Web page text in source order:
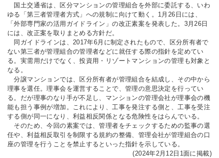
国土交通省は、区分マンションの管理組合を外部に委託する、いわ
ゆる「第三者管理者方式」への規制に向けて動く。1月26日には、
「外部専門家の活用ガイドライン」の改正素案を発表した。3月26日
には、改正案を取りまとめる方針だ。
同ガイドラインは、2017年6月に制定されたもので、区分所有者で
ない第三者が管理組合の管理者などに就任する際の指針を定めてい
る。実需用だけでなく、投資用・リゾートマンションの管理も対象と
なる。
分譲マンションでは、区分所有者が管理組合を結成し、その中から
理事を選任。理事会を運営することで、管理の意思決定を行ってい
る。だが理事のなり手が不足し、マンションの管理会社が理事会の機
能も担う事例が増加。これにより、工事を発注する側と、工事を受注
する側が同一になり、利益相反関係となる危険性をはらんでいる。
そのため、今回の素案では、管理者をチェックするための監事の選
任や、利益相反取引を制限する規約の整備、管理会社が管理組合の口
座の管理を行うことを禁止するといった指針を示している。
(2024年2月12日1面に掲載)